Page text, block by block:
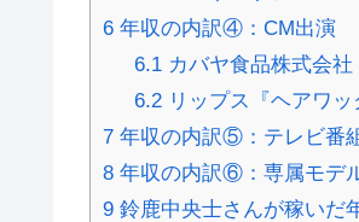
6 年収の内訳④：CM出演
6.1カバヤ食品株式会社
6.2リップス『ヘアワッ
7 年収の内訳⑤：テレビ番
8 年収の内訳⑥：専属モデ
9 鈴鹿中央士さんが稼いだ